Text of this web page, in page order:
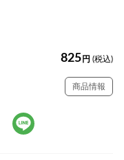
825 円 (税込)
商品情報